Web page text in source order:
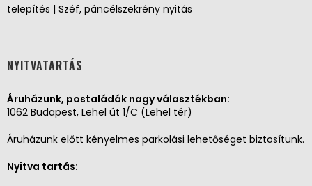
telepítés | Széf, páncélszekrény nyitás
NYITVATARTÁS
Áruházunk, postaládák nagy választékban:
1062 Budapest, Lehel út 1/C (Lehel tér)
Áruházunk előtt kényelmes parkolási lehetőséget biztosítunk.
Nyitva tartás: